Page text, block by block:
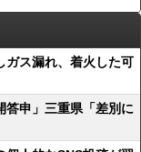
ガス漏れ、着火した可
答申」三重県「差別に